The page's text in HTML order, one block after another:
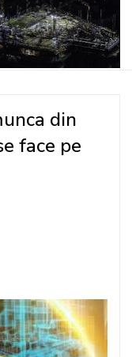
din
face pe